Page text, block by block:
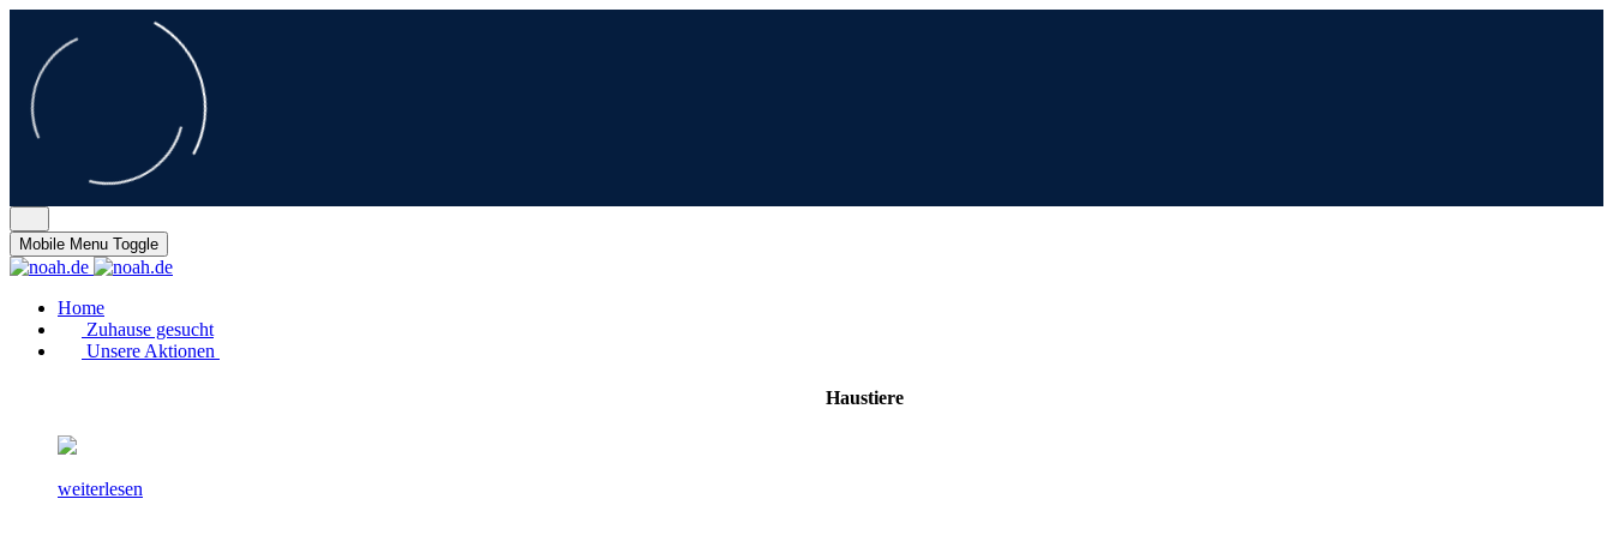
Mobile Menu Toggle
Home
Zuhause gesucht
Unsere Aktionen
Haustiere
weiterlesen